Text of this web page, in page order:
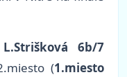
L.Strišková 6b/7
(1.miesto